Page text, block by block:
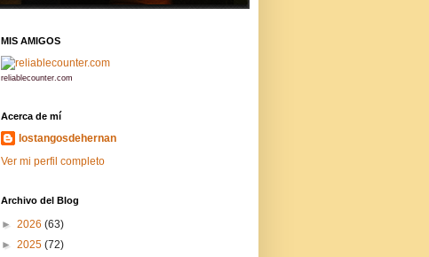
MIS AMIGOS
reliablecounter.com
Acerca de mí
lostangosdehernan
Ver mi perfil completo
Archivo del Blog
► 2026 (63)
► 2025 (72)